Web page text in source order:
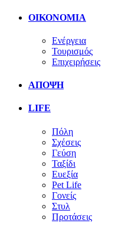
ΟΙΚΟΝΟΜΙΑ
Ενέργεια
Τουρισμός
Επιχειρήσεις
ΑΠΟΨΗ
LIFE
Πόλη
Σχέσεις
Γεύση
Ταξίδι
Ευεξία
Pet Life
Γονείς
Στυλ
Προτάσεις